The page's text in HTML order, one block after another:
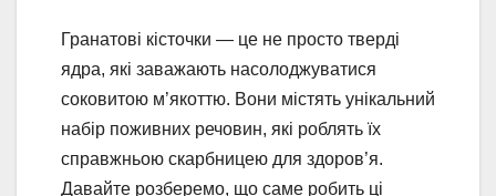
Гранатові кісточки — це не просто тверді
ядра, які заважають насолоджуватися
соковитою м’якоттю. Вони містять унікальний
набір поживних речовин, які роблять їх
справжньою скарбницею для здоров’я.
Давайте розберемо, що саме робить ці